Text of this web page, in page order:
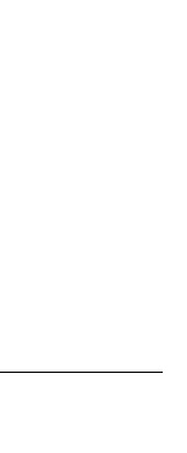
un líder
desde hace